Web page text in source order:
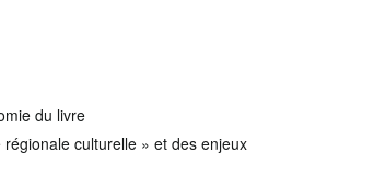
du livre
culturelle » et des enjeux